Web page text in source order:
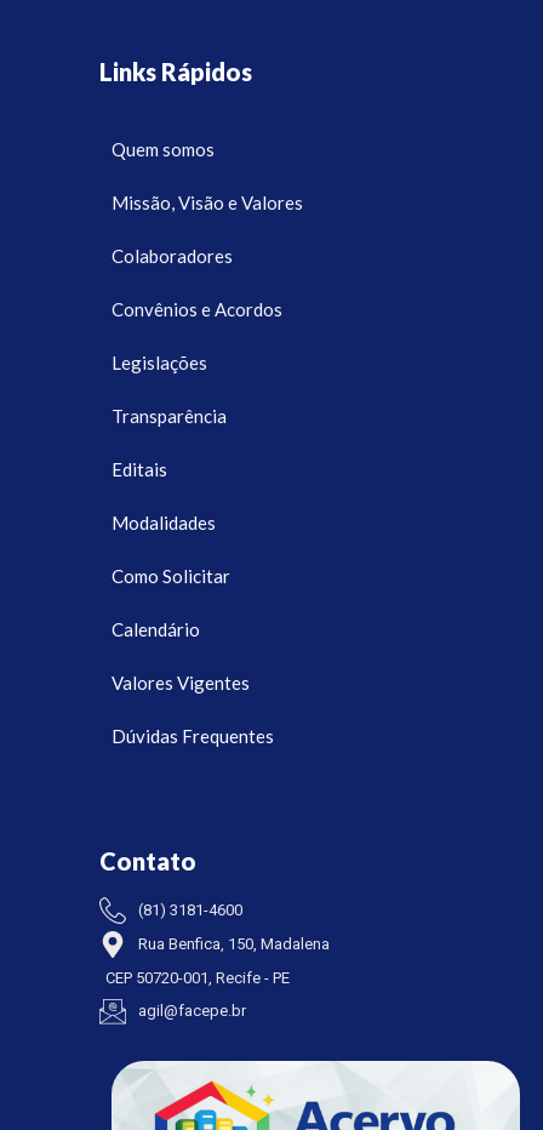
Links Rápidos
Quem somos
Missão, Visão e Valores
Colaboradores
Convênios e Acordos
Legislações
Transparência
Editais
Modalidades
Como Solicitar
Calendário
Valores Vigentes
Dúvidas Frequentes
Contato
(81) 3181-4600
Rua Benfica, 150, Madalena
CEP 50720-001, Recife - PE
agil@facepe.br